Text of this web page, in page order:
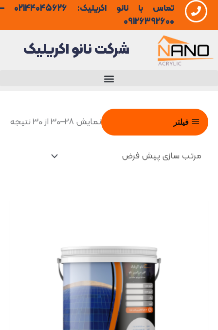
رفتن
به
محتوا
تماس با نانو اکریلیک: 02144045626 –
09126392600
شرکت نانو اکریلیک
فیلتر نمایش 28–30 از 30 نتیجه